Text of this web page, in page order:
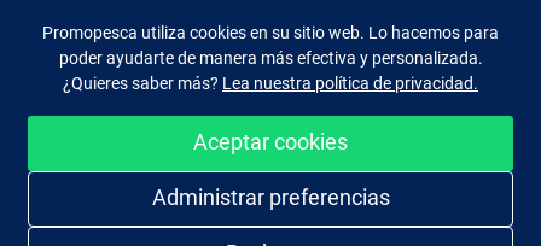
Síguenos Facebook Instagram
Comprar de manera fácil y segura
Promopesca utiliza cookies en su sitio web. Lo hacemos para
poder ayudarte de manera más efectiva y personalizada.
¿Quieres saber más? Lea nuestra política de privacidad.
Aceptar cookies
Administrar preferencias